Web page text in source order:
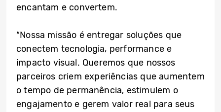
encantam e convertem.
“Nossa missão é entregar soluções que
conectem tecnologia, performance e
impacto visual. Queremos que nossos
parceiros criem experiências que aumentem
o tempo de permanência, estimulem o
engajamento e gerem valor real para seus